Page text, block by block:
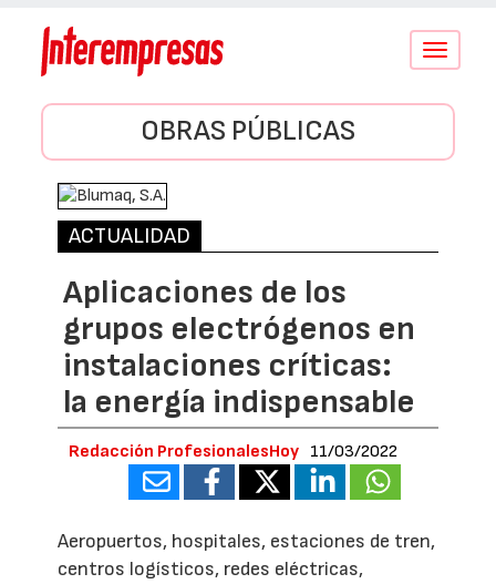
Conmutar
OBRAS PÚBLICAS
ACTUALIDAD
Aplicaciones de los
grupos electrógenos en
instalaciones críticas:
la energía indispensable
Redacción ProfesionalesHoy 11/03/2022
Aeropuertos, hospitales, estaciones de tren,
centros logísticos, redes eléctricas,